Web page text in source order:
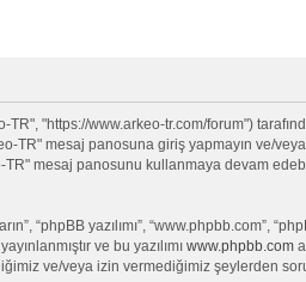
"https://www.arkeo-tr.com/forum")
TR" mesaj panosuna giriş yapmayın ve/
mesaj panosunu kullanmaya devam
“phpBB yazılımı”, “www.phpbb.com”,
ve bu yazılımı www.phpbb.com
ve/veya izin vermediğimiz şeylerden